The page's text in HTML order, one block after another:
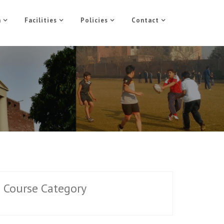
Facilities Policies Contact
Course Category